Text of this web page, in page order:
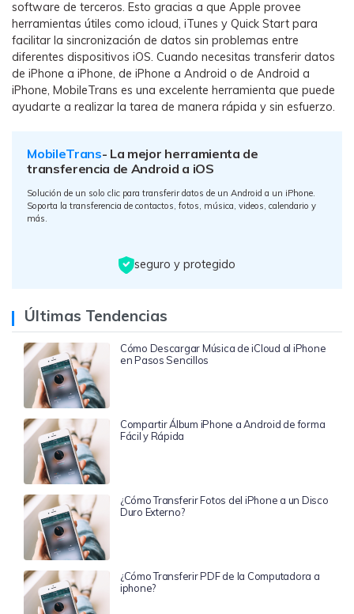
software de terceros. Esto gracias a que Apple provee
herramientas útiles como icloud, iTunes y Quick Start para
facilitar la sincronización de datos sin problemas entre
diferentes dispositivos iOS. Cuando necesitas transferir datos
de iPhone a iPhone, de iPhone a Android o de Android a
iPhone, MobileTrans es una excelente herramienta que puede
ayudarte a realizar la tarea de manera rápida y sin esfuerzo.
MobileTrans- La mejor herramienta de
transferencia de Android a iOS
Solución de un solo clic para transferir datos de un Android a un iPhone.
Soporta la transferencia de contactos, fotos, música, videos, calendario y
más.
seguro y protegido
Últimas Tendencias
Cómo Descargar Música de iCloud al iPhone
en Pasos Sencillos
Compartir Álbum iPhone a Android de forma
Fácil y Rápida
¿Cómo Transferir Fotos del iPhone a un Disco
Duro Externo?
¿Cómo Transferir PDF de la Computadora a
iphone?